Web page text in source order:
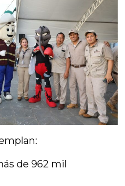
de 962 mil